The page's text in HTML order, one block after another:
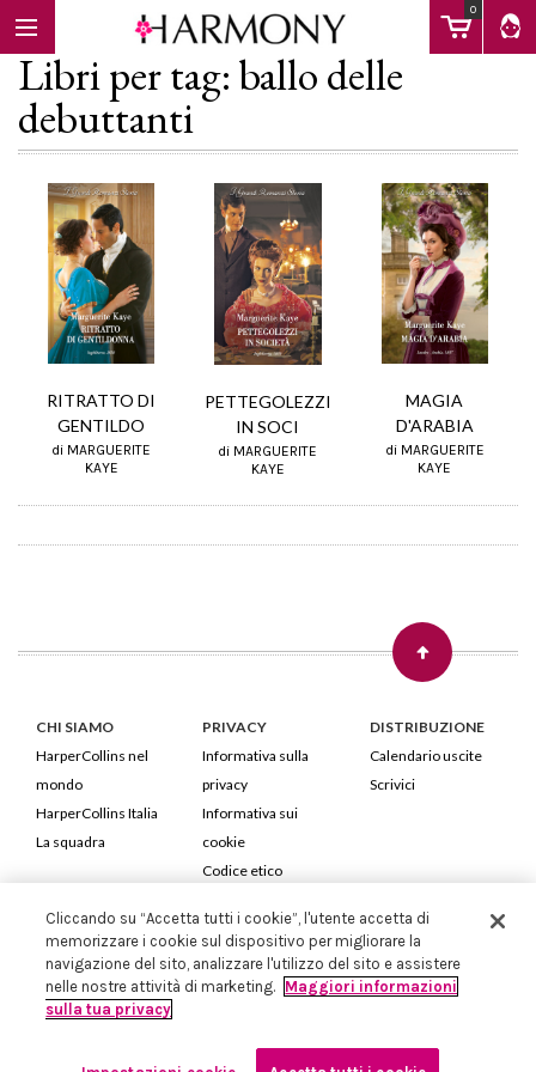
0
EBOOK
Calendario
Libri per tag: ballo delle
debuttanti
RITRATTO DI
GENTILDO
di MARGUERITE
KAYE
PETTEGOLEZZI
IN SOCI
di MARGUERITE
KAYE
MAGIA
D'ARABIA
di MARGUERITE
KAYE
CHI SIAMO
HarperCollins nel
mondo
HarperCollins Italia
La squadra
PRIVACY
Informativa sulla
privacy
Informativa sui
cookie
Codice etico
DISTRIBUZIONE
Calendario uscite
Scrivici
HarperCollins Italia S.p.A. Viale Monte Nero, 84 - 20135 Milano
Cod. Fiscale e P.IVA 05946780151 - Capitale Sociale 258.250 €
Iscritta in Milano al Registro delle imprese nr.198004 e REA nr.1051898
Cliccando su “Accetta tutti i cookie”, l'utente accetta di
memorizzare i cookie sul dispositivo per migliorare la
navigazione del sito, analizzare l'utilizzo del sito e assistere
nelle nostre attività di marketing. Maggiori informazioni
sulla tua privacy